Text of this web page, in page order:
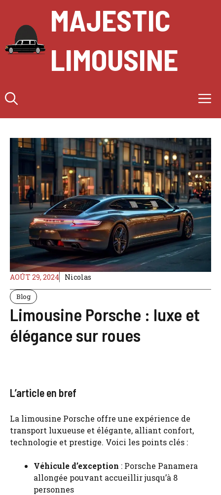
contenu
MAJESTIC
LIMOUSINE
AOÛT 29, 2024 Nicolas
Blog
Limousine Porsche : luxe et
élégance sur roues
L’article en bref
La limousine Porsche offre une expérience de
transport luxueuse et élégante, alliant confort,
technologie et prestige. Voici les points clés :
Véhicule d’exception : Porsche Panamera
allongée pouvant accueillir jusqu’à 8
personnes